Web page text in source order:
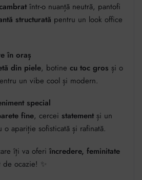
într-o nuanță neutră, pantofi
structurată pentru un look office
în oraș
din piele, botine cu toc gros și o
un vibe cool și modern.
special
fine, cercei statement și un
o apariție sofisticată și rafinată.
îți va oferi încredere, feminitate
ocazie! ✨